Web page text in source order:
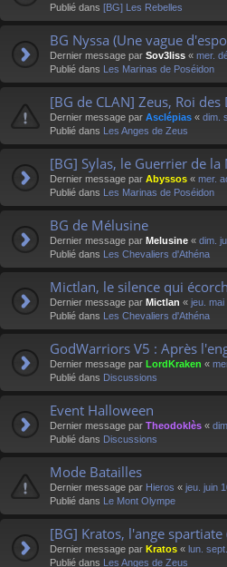
Publié dans [BG] Les Rebelles
BG Nyssa (Une vague
Dernier message par Sov3liss « mer.
Publié dans Les Marinas de Poséidon
[BG de CLAN] Zeus, Roi des
Dernier message par Asclépias « dim.
Publié dans Les Anges de Zeus
[BG] Sylas, le Guerrier de la
Dernier message par Abyssos « mer.
Publié dans Les Marinas de Poséidon
BG de Mélusine
Dernier message par Melusine « dim.
Publié dans Les Chevaliers d'Athéna
Mictlan, le silence qui
Dernier message par Mictlan « jeu. mai
Publié dans Les Chevaliers d'Athéna
GodWarriors V5 : Après
Dernier message par LordKraken «
Publié dans Discussions
Event Halloween
Dernier message par Theodoklès «
Publié dans Discussions
Mode Batailles
Dernier message par Hieros « jeu. juin
Publié dans Le Mont Olympe
[BG] Kratos, l'ange spartiate
Dernier message par Kratos « lun.
Publié dans Les Anges de Zeus